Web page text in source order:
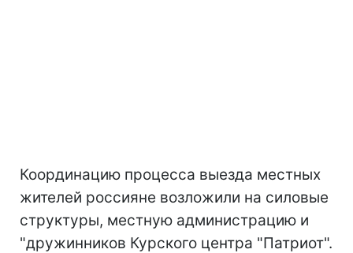
Координацию процесса выезда местных
жителей россияне возложили на силовые
структуры, местную администрацию и
"дружинников Курского центра "Патриот".